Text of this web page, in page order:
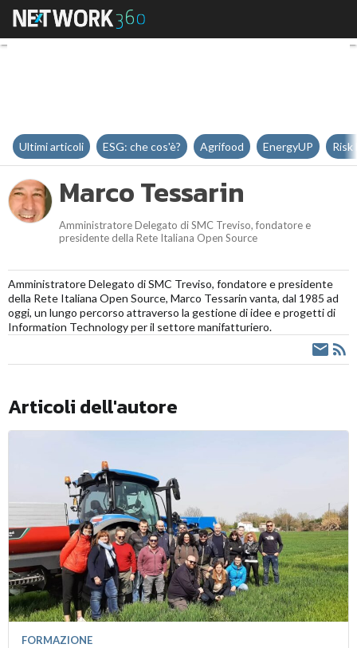
Marco Tessarin
Ultimi articoli ESG: che cos'è? Agrifood EnergyUP Risk
Marco Tessarin
Amministratore Delegato di SMC Treviso, fondatore e
presidente della Rete Italiana Open Source
Amministratore Delegato di SMC Treviso, fondatore e presidente
della Rete Italiana Open Source, Marco Tessarin vanta, dal 1985 ad
oggi, un lungo percorso attraverso la gestione di idee e progetti di
Information Technology per il settore manifatturiero.
Articoli dell'autore
FORMAZIONE